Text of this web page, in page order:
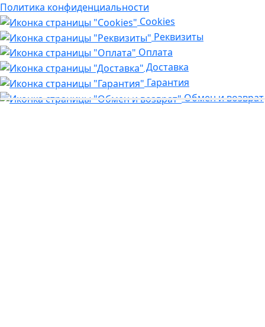
Политика конфиденциальности
Cookies
Реквизиты
Оплата
Доставка
Гарантия
Обмен и возврат